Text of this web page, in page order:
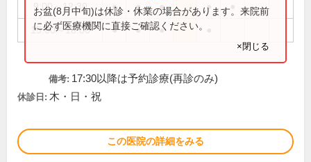
9:00～12:30 ● ● ● ●
15:00～18:00 ● ● ●
お盆(8月中旬)は休診・休業の場合があります。来院前
に必ず医療機関に直接ご確認ください。
×閉じる
備考: 17:30以降は予約診療(再診のみ)
休診日: 木・日・祝
この医院の詳細をみる